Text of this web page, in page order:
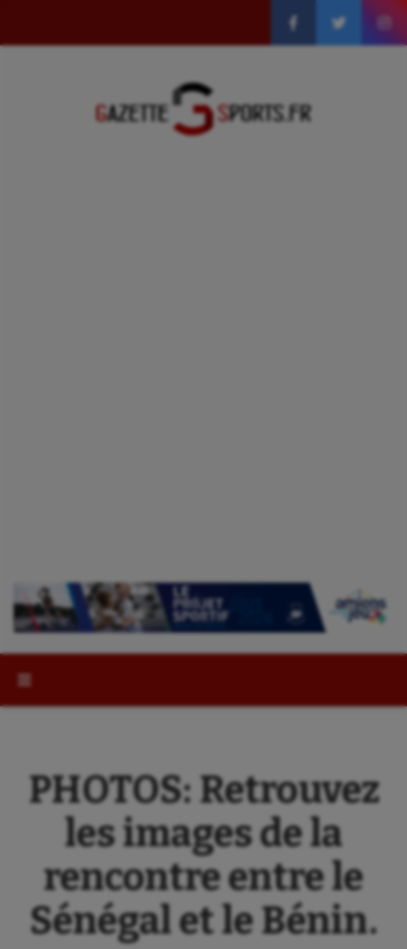
PHOTOS: Retrouvez
les images de la
rencontre entre le
Sénégal et le Bénin.